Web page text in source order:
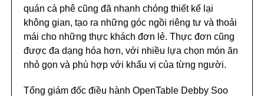
quán cà phê cũng đã nhanh chóng thiết kế lại
không gian, tạo ra những góc ngồi riêng tư và thoải
mái cho những thực khách đơn lẻ. Thực đơn cũng
được đa dạng hóa hơn, với nhiều lựa chọn món ăn
nhỏ gọn và phù hợp với khẩu vị của từng người.
Tổng giám đốc điều hành OpenTable Debby Soo